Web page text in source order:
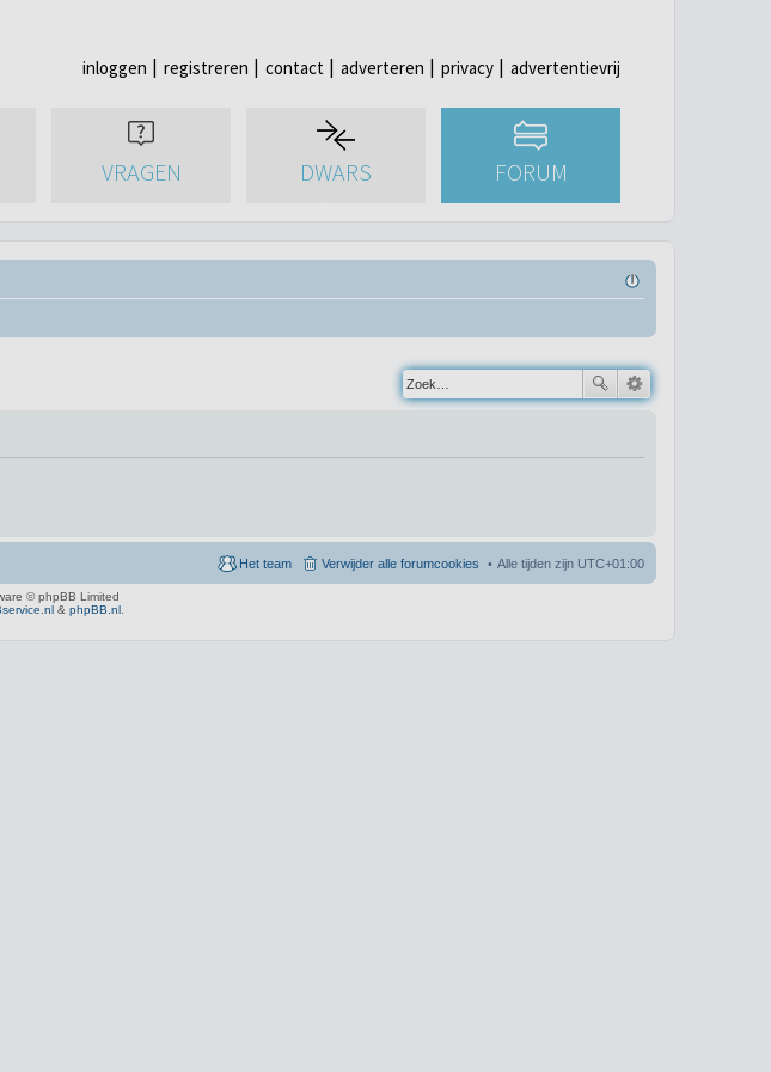
inloggen registreren contact adverteren privacy advertentievrij
VRAGEN DWARS FORUM
Alle tijden zijn UTC+01:00
Verwijder alle forumcookies
Het team
© phpBB Limited
& phpBB.nl